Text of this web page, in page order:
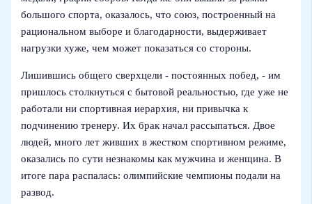
большого спорта, оказалось, что союз, построенный на
рациональном выборе и благодарности, выдерживает
нагрузки хуже, чем может показаться со стороны.
Лишившись общего сверхцели - постоянных побед, - им
пришлось столкнуться с бытовой реальностью, где уже не
работали ни спортивная иерархия, ни привычка к
подчинению тренеру. Их брак начал рассыпаться. Двое
людей, много лет живших в жестком спортивном режиме,
оказались по сути незнакомы как мужчина и женщина. В
итоге пара распалась: олимпийские чемпионы подали на
развод.